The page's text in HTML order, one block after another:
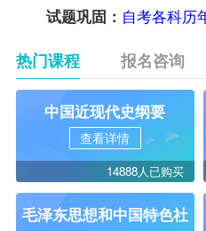
试题巩固： 自考各科历
热门课程 报名咨询
中国近现代史纲要
查看详情
14888人已购买
毛泽东思想和中国特色社